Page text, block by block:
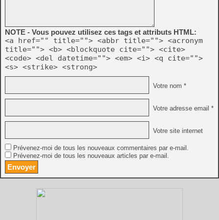
NOTE - Vous pouvez utilisez ces tags et attributs HTML:
<a href="" title=""> <abbr title=""> <acronym
title=""> <b> <blockquote cite=""> <cite>
<code> <del datetime=""> <em> <i> <q cite="">
<s> <strike> <strong>
Votre nom *
Votre adresse email *
Votre site internet
Prévenez-moi de tous les nouveaux commentaires par e-mail.
Prévenez-moi de tous les nouveaux articles par e-mail.